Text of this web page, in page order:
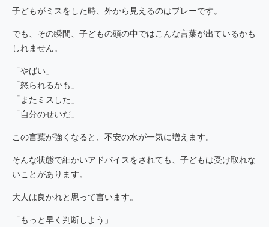
子どもがミスをした時、外から見えるのはプレーです。
でも、その瞬間、子どもの頭の中ではこんな言葉が出ているかも
しれません。
「やばい」
「怒られるかも」
「またミスした」
「自分のせいだ」
この言葉が強くなると、不安の水が一気に増えます。
そんな状態で細かいアドバイスをされても、子どもは受け取れな
いことがあります。
大人は良かれと思って言います。
「もっと早く判断しよう」